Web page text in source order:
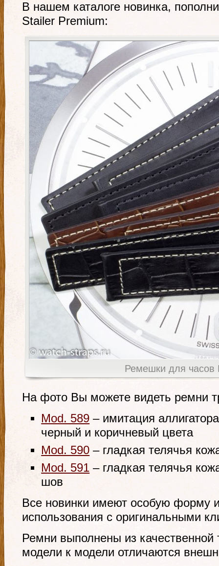
В нашем каталоге новинка,
Stailer Premium:
Ремешки для часов
На фото Вы можете видеть ремни
Mod. 589 – имитация
черный и коричневый цвета
Mod. 590 – гладкая телячья
Mod. 591 – гладкая телячья
шов
Все новинки имеют особую форму
использования с оригинальными
Ремни выполнены из качественной
модели к модели отличаются